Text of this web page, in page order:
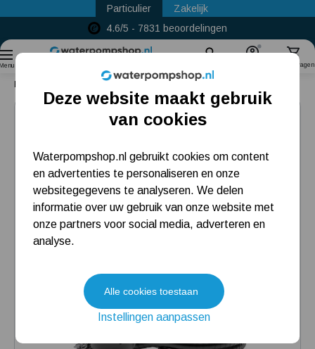
Particulier
Zakelijk
4.6/5 - 7831 beoordelingen
Winkelwagen
Hydrofoorpomp
Dompelpomp
Pompput
Meest gelezen blogs
Tuin besproeien? Lees hier welke tuinpomp u nodig heeft
Installatie van een beregenings- / hydrofoorpomp
Deze website maakt gebruik
van cookies
Waterpompshop.nl gebruikt cookies om content
en advertenties te personaliseren en onze
websitegegevens te analyseren. We delen
informatie over uw gebruik van onze website met
onze partners voor social media, adverteren en
analyse.
Alle cookies toestaan
Instellingen aanpassen